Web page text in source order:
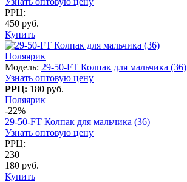
РРЦ:
450 руб.
Купить
Поляярик
Модель: 29-50-FT Колпак для мальчика (36)
Узнать оптовую цену
РРЦ: 180 руб.
Поляярик
-22%
29-50-FT Колпак для мальчика (36)
Узнать оптовую цену
РРЦ:
230
180 руб.
Купить